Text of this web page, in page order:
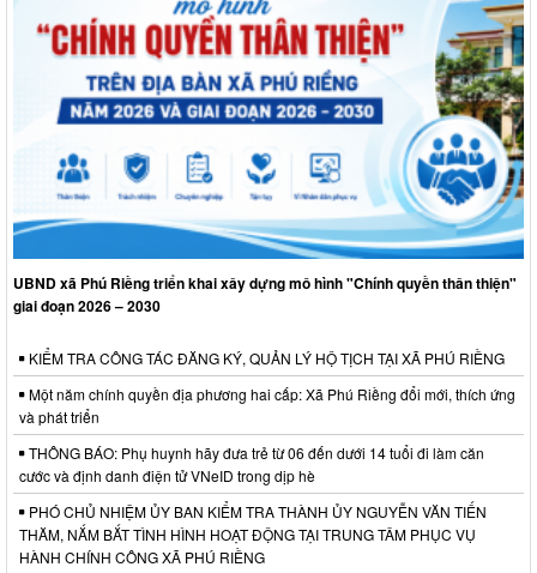
UBND xã Phú Riềng triển khai xây dựng mô hình "Chính quyền thân thiện"
giai đoạn 2026 – 2030
KIỂM TRA CÔNG TÁC ĐĂNG KÝ, QUẢN LÝ HỘ TỊCH TẠI XÃ PHÚ RIỀNG
Một năm chính quyền địa phương hai cấp: Xã Phú Riềng đổi mới, thích ứng
và phát triển
THÔNG BÁO: Phụ huynh hãy đưa trẻ từ 06 đến dưới 14 tuổi đi làm căn
cước và định danh điện tử VNeID trong dịp hè
PHÓ CHỦ NHIỆM ỦY BAN KIỂM TRA THÀNH ỦY NGUYỄN VĂN TIẾN
THĂM, NẮM BẮT TÌNH HÌNH HOẠT ĐỘNG TẠI TRUNG TÂM PHỤC VỤ
HÀNH CHÍNH CÔNG XÃ PHÚ RIỀNG